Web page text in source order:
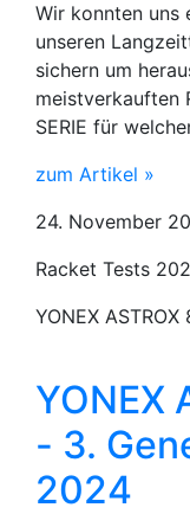
Wir konnten uns
unseren
sichern um
meistverkauften
SERIE für
zum Artikel »
24. November
Racket Tests
YONEX ASTROX
YONEX
- 3.
2024